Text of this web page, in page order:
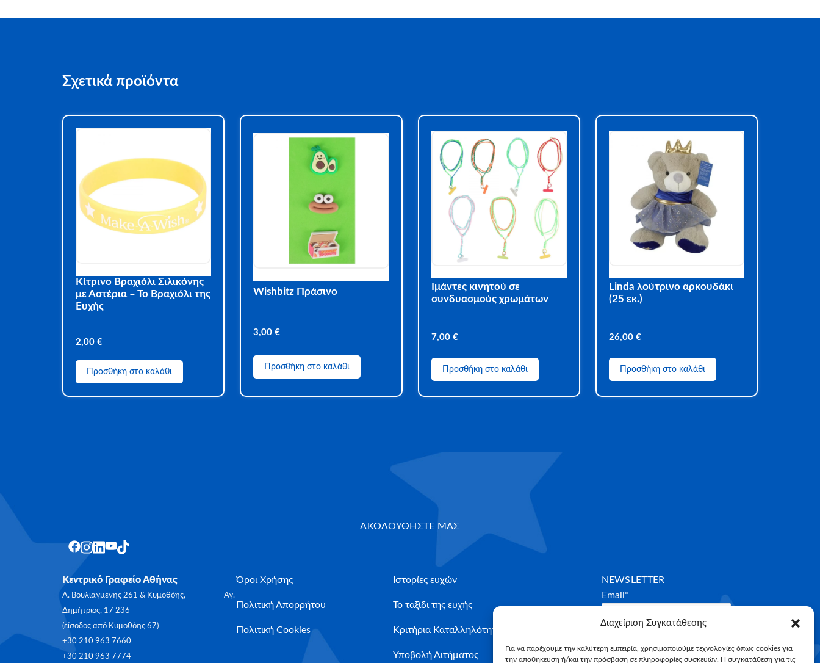
Διαχείριση Συγκατάθεσης
Για να παρέχουμε την καλύτερη εμπειρία, χρησιμοποιούμε τεχνολογίες όπως cookies για
την αποθήκευση ή/και την πρόσβαση σε πληροφορίες συσκευών. Η συγκατάθεση για τις
Σχετικά προϊόντα
Κίτρινο Βραχιόλι Σιλικόνης
με Αστέρια – Το Βραχιόλι της
Ευχής
2,00 €
Προσθήκη στο καλάθι
Wishbitz Πράσινο
3,00€
Προσθήκη στο καλάθι
Ιμάντες κινητού σε
συνδυασμούς χρωμάτων
7,00 €
Προσθήκη στο καλάθι
Linda λούτρινο αρκουδάκι
(25 εκ.)
26,00 €
Προσθήκη στο καλάθι
ΑΚΟΛΟΥΘΗΣΤΕ ΜΑΣ
Κεντρικό Γραφείο Αθήνας
Λ. Βουλιαγμένης 261 & Κυμοθόης, Αγ.
Δημήτριος, 17 236
(είσοδος από Κυμοθόης 67)
+30 210 963 7660
+30 210 963 7774
Όροι Χρήσης
Πολιτική Απορρήτου
Πολιτική Cookies
Ιστορίες ευχών
Το ταξίδι της ευχής
Κριτήρια Καταλληλότητας
Υποβολή Αιτήματος
NEWSLETTER
Email*